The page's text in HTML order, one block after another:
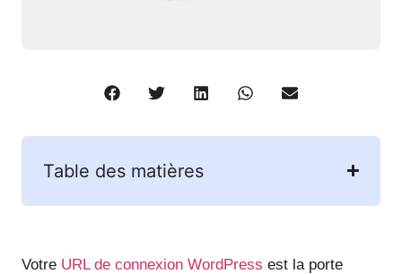
Table des matières
Votre URL de connexion WordPress est la porte